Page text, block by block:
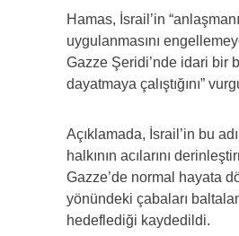
Hamas, İsrail’in
uygulanmasını
Gazze Şeridi’nde idari bir
dayatmaya çalıştığını”
Açıklamada, İsrail’in bu
halkının acılarını
Gazze’de normal hayata
yönündeki çabaları
hedeflediği kaydedildi.